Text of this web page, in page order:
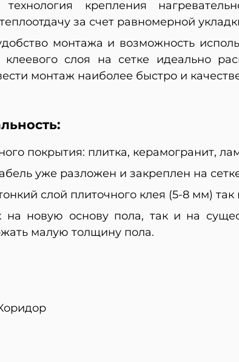
крепления
за счет равномерной
монтажа и возможность
слоя на сетке идеально
монтаж наиболее быстро и
покрытия: плитка, керамогранит,
уже разложен и закреплен на
слой плиточного клея (5-8 мм)
новую основу пола, так и на
малую толщину пола.